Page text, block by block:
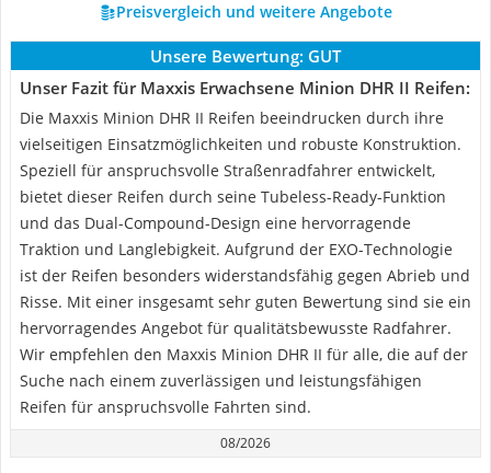
Preisvergleich und weitere Angebote
Unsere Bewertung: GUT
Unser Fazit für Maxxis Erwachsene Minion DHR II Reifen:
Die Maxxis Minion DHR II Reifen beeindrucken durch ihre
vielseitigen Einsatzmöglichkeiten und robuste Konstruktion.
Speziell für anspruchsvolle Straßenradfahrer entwickelt,
bietet dieser Reifen durch seine Tubeless-Ready-Funktion
und das Dual-Compound-Design eine hervorragende
Traktion und Langlebigkeit. Aufgrund der EXO-Technologie
ist der Reifen besonders widerstandsfähig gegen Abrieb und
Risse. Mit einer insgesamt sehr guten Bewertung sind sie ein
hervorragendes Angebot für qualitätsbewusste Radfahrer.
Wir empfehlen den Maxxis Minion DHR II für alle, die auf der
Suche nach einem zuverlässigen und leistungsfähigen
Reifen für anspruchsvolle Fahrten sind.
08/2026